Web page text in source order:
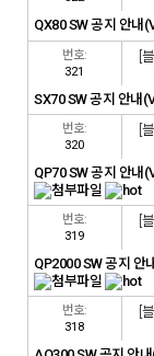
번호:
321
[
QX80 SW 공지 안내
번호:
320
[
SX70 SW 공지 안내
번호:
319
[
QP70 SW 공지 안내
번호:
318
[
QP2000 SW 공지 안